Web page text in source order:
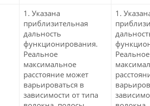
1. Указана
приблизительная
дальность
функционирования.
Реальное
максимальное
расстояние может
варьироваться в
зависимости от типа
1.
Реальное